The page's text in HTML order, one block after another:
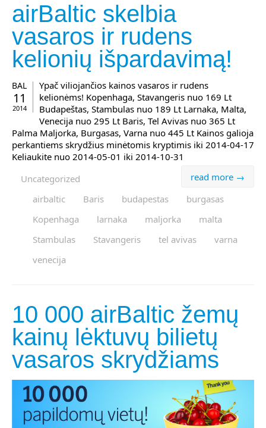
airBaltic skelbia
vasaros ir rudens
kelionių išpardavimą!
BAL
11
2014
Ypač viliojančios kainos vasaros ir rudens
kelionėms! Kopenhaga, Stavangeris nuo 169 Lt
Budapeštas, Stambulas nuo 189 Lt Larnaka, Malta,
Venecija nuo 295 Lt Baris, Tel Avivas nuo 365 Lt
Palma Maljorka, Burgasas, Varna nuo 445 Lt Kainos galioja
perkantiems skrydžius minėtomis kryptimis iki 2014-04-17
Keliaukite nuo 2014-05-01 iki 2014-10-31
read more →
Uncategorized
airbaltic
Baris budapestas
burgasas
Kopenhaga
larnaka maljorka
malta
Stambulas
Stavangeris tel avivas
varna
venecija
10 000 airBaltic žemų
kainų lėktuvų bilietų
vasaros skrydžiams